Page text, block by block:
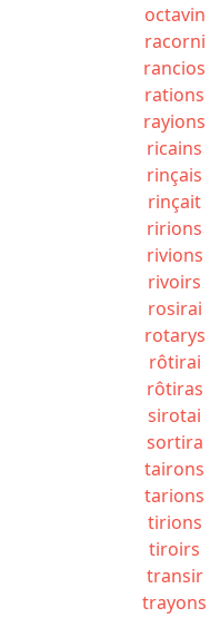
octavin
racorni
rancios
rations
rayions
ricains
rinçais
rinçait
ririons
rivions
rivoirs
rosirai
rotarys
rôtirai
rôtiras
sirotai
sortira
tairons
tarions
tirions
tiroirs
transir
trayons